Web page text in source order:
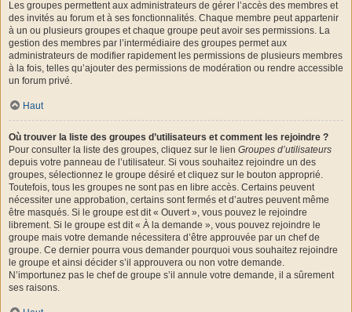
Les groupes permettent aux administrateurs de gérer l’accès des membres et
des invités au forum et à ses fonctionnalités. Chaque membre peut appartenir
à un ou plusieurs groupes et chaque groupe peut avoir ses permissions. La
gestion des membres par l’intermédiaire des groupes permet aux
administrateurs de modifier rapidement les permissions de plusieurs membres
à la fois, telles qu’ajouter des permissions de modération ou rendre accessible
un forum privé.
Haut
Où trouver la liste des groupes d’utilisateurs et comment les rejoindre ?
Pour consulter la liste des groupes, cliquez sur le lien Groupes d’utilisateurs
depuis votre panneau de l’utilisateur. Si vous souhaitez rejoindre un des
groupes, sélectionnez le groupe désiré et cliquez sur le bouton approprié.
Toutefois, tous les groupes ne sont pas en libre accès. Certains peuvent
nécessiter une approbation, certains sont fermés et d’autres peuvent même
être masqués. Si le groupe est dit « Ouvert », vous pouvez le rejoindre
librement. Si le groupe est dit « À la demande », vous pouvez rejoindre le
groupe mais votre demande nécessitera d’être approuvée par un chef de
groupe. Ce dernier pourra vous demander pourquoi vous souhaitez rejoindre
le groupe et ainsi décider s’il approuvera ou non votre demande.
N’importunez pas le chef de groupe s’il annule votre demande, il a sûrement
ses raisons.